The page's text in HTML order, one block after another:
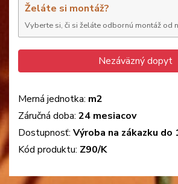
Želáte si montáž?
Vyberte si, či si želáte odbornú montáž od
Nezáväzný dopyt
Merná jednotka: m2
Záručná doba: 24 mesiacov
Dostupnosť: Výroba na zákazku do
Kód produktu: Z90/K